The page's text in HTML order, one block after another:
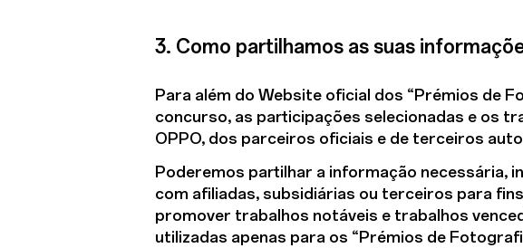
3. Como partilhamos as suas
Para além do Website oficial dos “Prémios de
concurso, as participações selecionadas e os
OPPO, dos parceiros oficiais e de terceiros
Poderemos partilhar a informação necessária,
com afiliadas, subsidiárias ou terceiros para
promover trabalhos notáveis e trabalhos
utilizadas apenas para os “Prémios de